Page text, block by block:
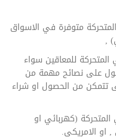
متوفرة في الاسواق
,
للمعاقين سواء
على نصائح مهمة من
تتمكن من الحصول او شراء
(كهربائي او
او الامريكي.